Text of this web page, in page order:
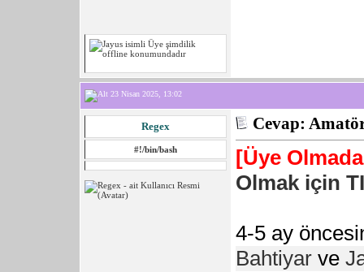
23 Nisan 2025, 13:02
Regex
#!/bin/bash
Cevap:
[Üye
Olmak için
4-5 ay
Bahtiyar ve